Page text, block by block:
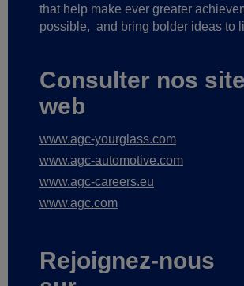
that help make ever greater
possible, and bring bolder ideas to
Consulter nos
web
www.agc-yourglass.com
www.agc-automotive.com
www.agc-careers.eu
www.agc.com
Rejoignez-nous